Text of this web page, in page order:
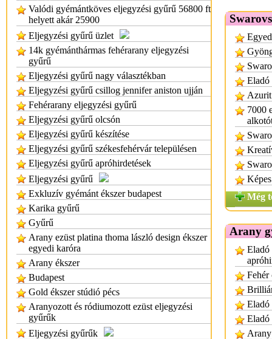
Valódi gyémántköves eljegyzési gyűrű 56800 ft
helyett akár 25900
Eljegyzési gyűrű üzlet
14k gyémánthármas fehérarany eljegyzési
gyűrű
Eljegyzési gyűrű nagy választékban
Eljegyzési gyűrű csillog jennifer aniston ujján
Fehérarany eljegyzési gyűrű
Eljegyzési gyűrű olcsón
Eljegyzési gyűrű készítése
Eljegyzési gyűrű székesfehérvár településen
Eljegyzési gyűrű apróhirdetések
Eljegyzési gyűrű
Exkluzív gyémánt ékszer budapest
Karika gyűrű
Gyűrű
Arany ezüst platina thoma lászló design ékszer
egyedi karóra
Arany ékszer
Budapest
Gold ékszer stúdió pécs
Aranyozott és ródiumozott ezüst eljegyzési
gyűrűk
Eljegyzési gyűrűk
Eladó
Azurit
7000
Még
Arany
Eladó
Fehér
Eladó
Eladó